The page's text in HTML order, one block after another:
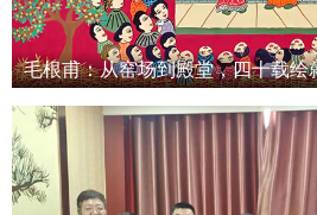
毛根甫：从窑场到殿堂，四十载绘